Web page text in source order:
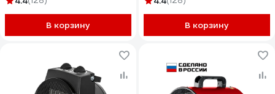
В корзину В корзину